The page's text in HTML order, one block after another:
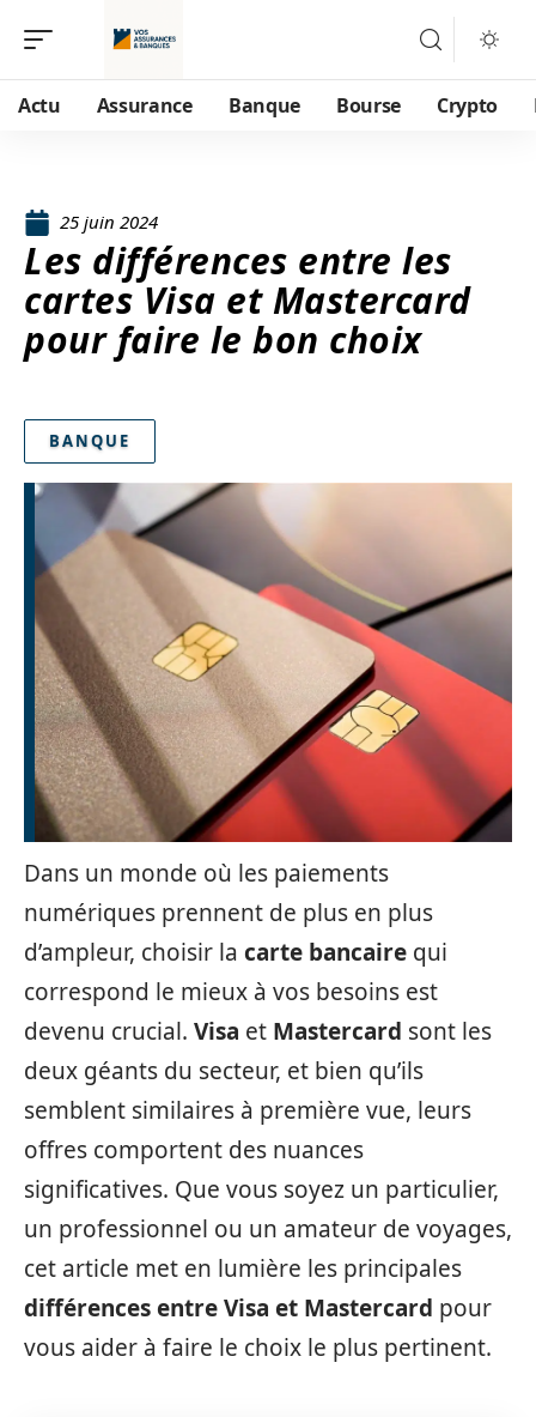
Actu Assurance Banque Bourse Crypto
25 juin 2024
Les différences entre les
cartes Visa et Mastercard
pour faire le bon choix
BANQUE
Dans un monde où les paiements
numériques prennent de plus en plus
d’ampleur, choisir la carte bancaire qui
correspond le mieux à vos besoins est
devenu crucial. Visa et Mastercard sont les
deux géants du secteur, et bien qu’ils
semblent similaires à première vue, leurs
offres comportent des nuances
significatives. Que vous soyez un particulier,
un professionnel ou un amateur de voyages,
cet article met en lumière les principales
différences entre Visa et Mastercard pour
vous aider à faire le choix le plus pertinent.